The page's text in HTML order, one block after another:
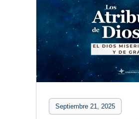
Septiembre 21, 2025